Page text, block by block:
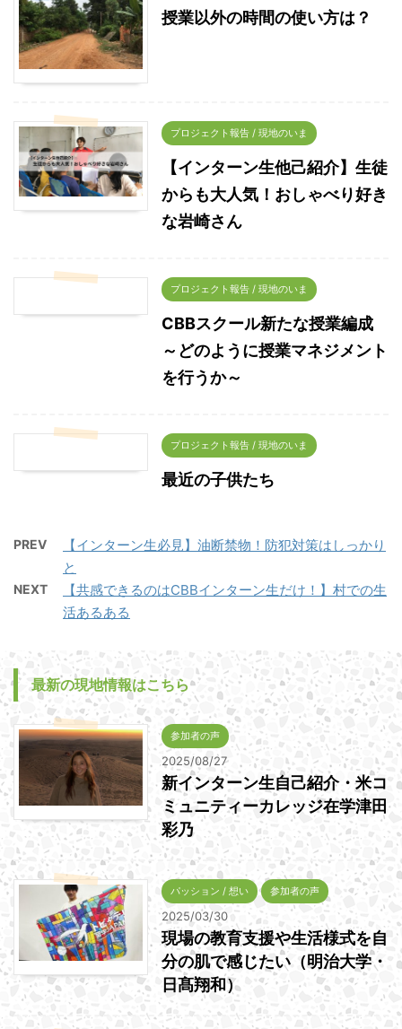
授業以外の時間の使い方は？
プロジェクト報告 / 現地のいま
【インターン生他己紹介】生徒
からも大人気！おしゃべり好き
な岩崎さん
プロジェクト報告 / 現地のいま
CBBスクール新たな授業編成
～どのように授業マネジメント
を行うか～
プロジェクト報告 / 現地のいま
最近の子供たち
PREV
【インターン生必見】油断禁物！防犯対策はしっかり
と
NEXT
【共感できるのはCBBインターン生だけ！】村での生
活あるある
最新の現地情報はこちら
参加者の声
2025/08/27
新インターン生自己紹介・米コ
ミュニティーカレッジ在学津田
彩乃
パッション / 想い 参加者の声
2025/03/30
現場の教育支援や生活様式を自
分の肌で感じたい（明治大学・
日髙翔和）